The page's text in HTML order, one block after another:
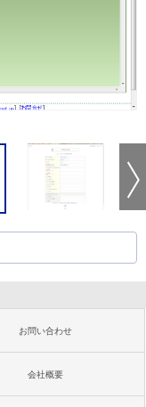
お問い合わせ
会社概要